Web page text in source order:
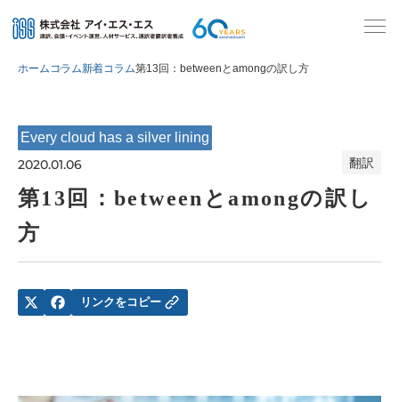
ホームコラム新着コラム第13回：betweenとamongの訳し方
Every cloud has a silver lining
2020.01.06 翻訳
第13回：betweenとamongの訳し
方
リンクをコピー